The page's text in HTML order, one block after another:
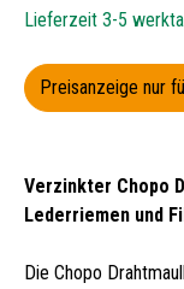
Lieferzeit 3-5
Preisanzeige nur
Verzinkter Chopo
Lederriemen und
Die Chopo